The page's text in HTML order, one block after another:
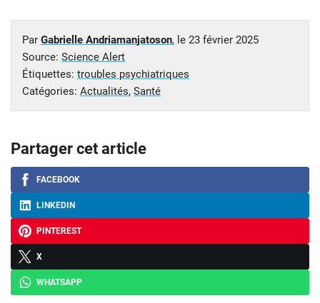
Par Gabrielle Andriamanjatoson, le 23 février 2025
Source: Science Alert
Étiquettes: troubles psychiatriques
Catégories: Actualités, Santé
Partager cet article
FACEBOOK
LINKEDIN
PINTEREST
X
WHATSAPP